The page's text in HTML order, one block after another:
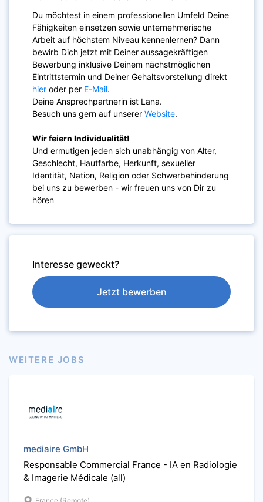
Du möchtest in einem professionellen Umfeld Deine
Fähigkeiten einsetzen sowie unternehmerische
Arbeit auf höchstem Niveau kennenlernen? Dann
bewirb Dich jetzt mit Deiner aussagekräftigen
Bewerbung inklusive Deinem nächstmöglichen
Eintrittstermin und Deiner Gehaltsvorstellung direkt
hier oder per E-Mail.
Deine Ansprechpartnerin ist Lana.
Besuch uns gern auf unserer Website.
Wir feiern Individualität!
Und ermutigen jeden sich unabhängig von Alter,
Geschlecht, Hautfarbe, Herkunft, sexueller
Identität, Nation, Religion oder Schwerbehinderung
bei uns zu bewerben - wir freuen uns von Dir zu
hören
Interesse geweckt?
Jetzt bewerben
WEITERE JOBS
mediaire GmbH
Responsable Commercial France - IA en Radiologie
& Imagerie Médicale (all)